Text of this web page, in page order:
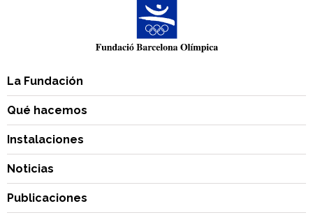
La Fundación
Qué hacemos
Instalaciones
Noticias
Publicaciones